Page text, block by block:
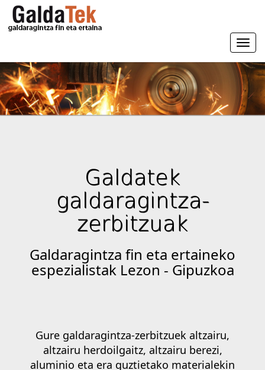
Galdatek
galdaragintza-
zerbitzuak
Galdaragintza fin eta ertaineko
espezialistak Lezon - Gipuzkoa
Gure galdaragintza-zerbitzuek altzairu,
altzairu herdoilgaitz, altzairu berezi,
aluminio eta era guztietako materialekin